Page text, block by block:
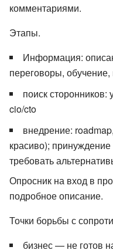
комментариями.
Этапы.
Информация:
переговоры,
поиск сторонников:
cio/cto
внедрение:
красиво); принуждение
требовать
Опросник на вход в
подробное описание.
Точки борьбы с
бизнес — не готов